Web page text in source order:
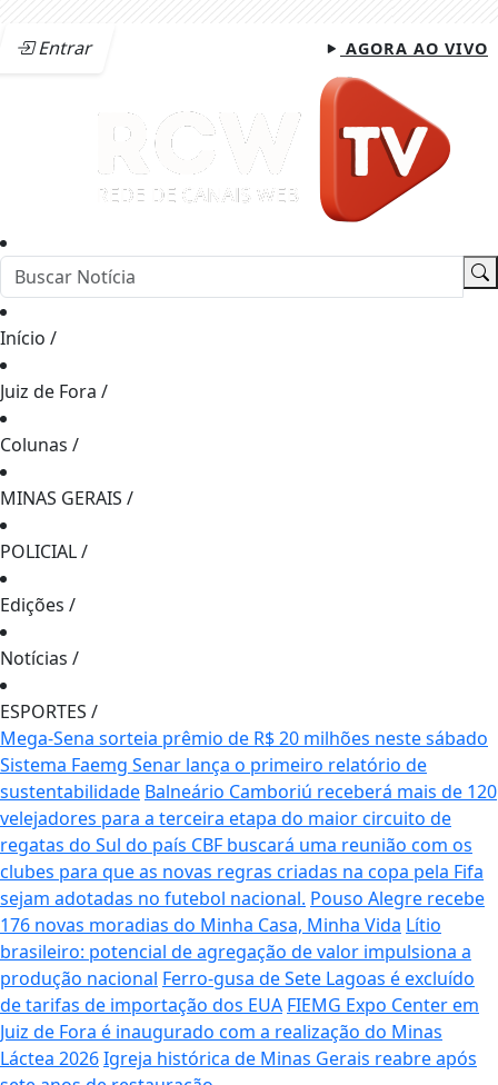
Entrar AGORA AO VIVO
Início /
Juiz de Fora /
Colunas /
MINAS GERAIS /
POLICIAL/
Edições /
Notícias /
ESPORTES /
Mega-Sena sorteia prêmio de R$ 20 milhões neste sábado
Sistema Faemg Senar lança o primeiro relatório de
sustentabilidade Balneário Camboriú receberá mais de 120
velejadores para a terceira etapa do maior circuito de
regatas do Sul do país CBF buscará uma reunião com os
clubes para que as novas regras criadas na copa pela Fifa
sejam adotadas no futebol nacional. Pouso Alegre recebe
176 novas moradias do Minha Casa, Minha Vida Lítio
brasileiro: potencial de agregação de valor impulsiona a
produção nacional Ferro-gusa de Sete Lagoas é excluído
de tarifas de importação dos EUA FIEMG Expo Center em
Juiz de Fora é inaugurado com a realização do Minas
Láctea 2026Igreja histórica de Minas Gerais reabre após